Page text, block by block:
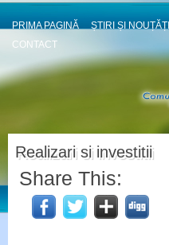
PRIMA PAGINĂ ȘTIRI ȘI NOUȚĂȚI
CONTACT
Realizari si investitii
Share This: